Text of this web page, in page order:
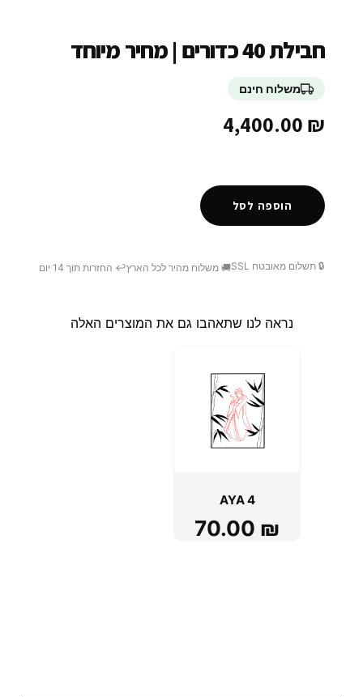
חבילת 40 כדורים | מחיר מיוחד
משלוח חינם
4,400.00 ₪
הוספה לסל
🔒 תשלום מאובטח SSL 🚚 משלוח מהיר לכל הארץ↩️ החזרות תוך 14 יום
נראה לנו שתאהבו גם את המוצרים האלה
AYA 4
70.00 ₪